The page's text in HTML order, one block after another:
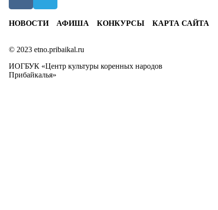
НОВОСТИ АФИША КОНКУРСЫ КАРТА САЙТА
© 2023 etno.pribaikal.ru
ИОГБУК «Центр культуры коренных народов
Прибайкалья»